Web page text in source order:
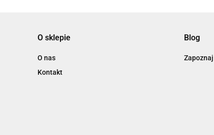
O sklepie
O nas
Kontakt
Blog